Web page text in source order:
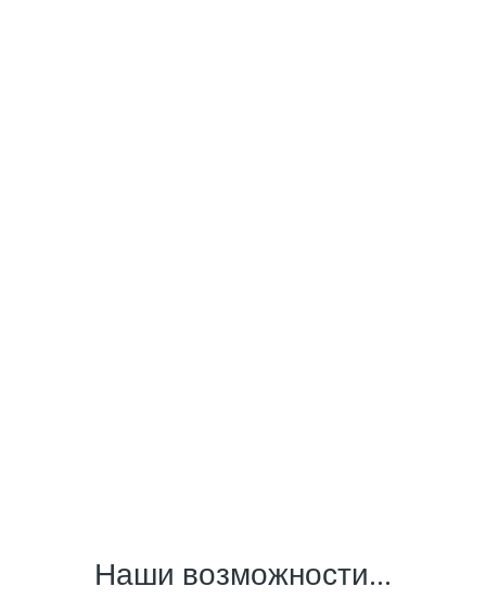
Наши возможности…